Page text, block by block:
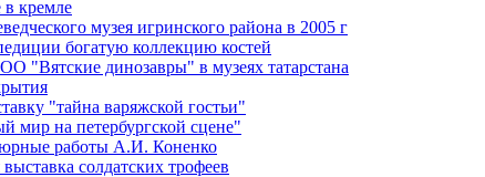
в кремле
музея игринского района в 2005 г
богатую коллекцию костей
"Вятские динозавры" в музеях татарстана
"тайна варяжской гостьи"
мир на петербургской сцене"
работы А.И. Коненко
солдатских трофеев